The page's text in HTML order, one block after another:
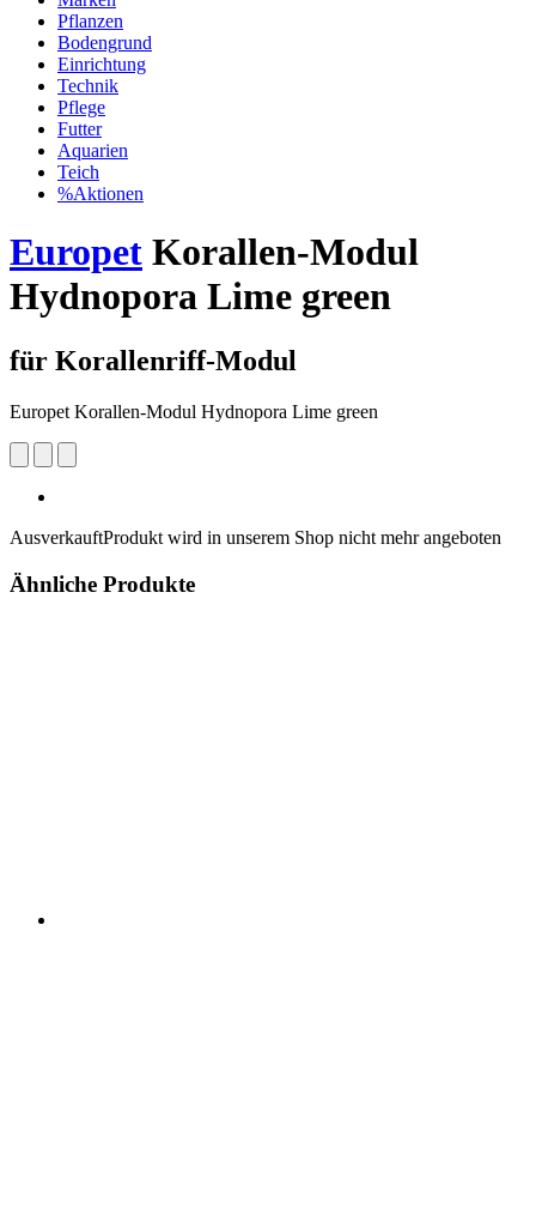
Pflanzen
Bodengrund
Einrichtung
Technik
Pflege
Futter
Aquarien
Teich
%Aktionen
Europet Korallen-Modul
Hydnopora Lime green
für Korallenriff-Modul
Europet Korallen-Modul Hydnopora Lime green
AusverkauftProdukt wird in unserem Shop nicht mehr angeboten
Ähnliche Produkte